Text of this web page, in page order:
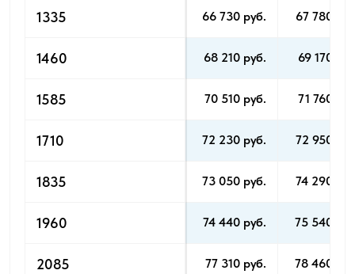
1335 66 730 pуб. 67 780
1460 68 210 pуб. 69 170
1585 70 510 pуб. 71 760
1710 72 230 pуб. 72 950
1835 73 050 pуб. 74 290
1960 74 440 pуб. 75 540
2085 77 310 pуб. 78 460